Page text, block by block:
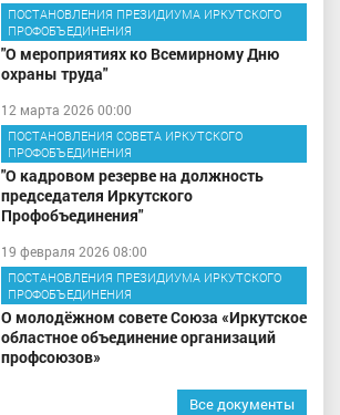
ПОСТАНОВЛЕНИЯ ПРЕЗИДИУМА ИРКУТСКОГО
ПРОФОБЪЕДИНЕНИЯ
"О мероприятиях ко Всемирному Дню
охраны труда"
12 марта 2026 00:00
ПОСТАНОВЛЕНИЯ СОВЕТА ИРКУТСКОГО
ПРОФОБЪЕДИНЕНИЯ
"О кадровом резерве на должность
председателя Иркутского
Профобъединения"
19 февраля 2026 08:00
ПОСТАНОВЛЕНИЯ ПРЕЗИДИУМА ИРКУТСКОГО
ПРОФОБЪЕДИНЕНИЯ
О молодёжном совете Союза «Иркутское
областное объединение организаций
профсоюзов»
Все документы